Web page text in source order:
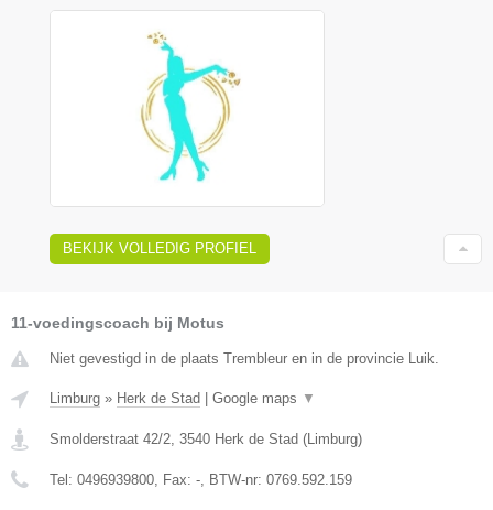
BEKIJK VOLLEDIG PROFIEL
11-voedingscoach bij Motus
Niet gevestigd in de plaats Trembleur en in de provincie Luik.
Limburg » Herk de Stad | Google maps ▼
Smolderstraat 42/2 3540 Herk de Stad (Limburg)
Tel: 0496939800 , Fax: - , BTW-nr: 0769.592.159